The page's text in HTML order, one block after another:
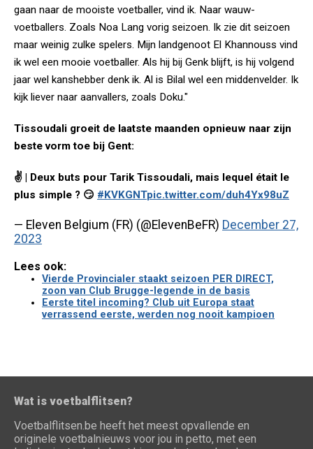
gaan naar de mooiste voetballer, vind ik. Naar wauw-
voetballers. Zoals Noa Lang vorig seizoen. Ik zie dit seizoen
maar weinig zulke spelers. Mijn landgenoot El Khannouss vind
ik wel een mooie voetballer. Als hij bij Genk blijft, is hij volgend
jaar wel kanshebber denk ik. Al is Bilal wel een middenvelder. Ik
kijk liever naar aanvallers, zoals Doku."
Tissoudali groeit de laatste maanden opnieuw naar zijn
beste vorm toe bij Gent:
✌️ | Deux buts pour Tarik Tissoudali, mais lequel était le
plus simple ? 😏 #KVKGNTpic.twitter.com/duh4Yx98uZ
— Eleven Belgium (FR) (@ElevenBeFR) December 27,
2023
Lees ook:
Vierde Provincialer staakt seizoen PER DIRECT,
zoon van Club Brugge-legende in de basis
Eerste titel incoming? Club uit Europa staat
verrassend eerste, werden nog nooit kampioen
Wat is voetbalflitsen?
Voetbalflitsen.be heeft het meest opvallende en
originele voetbalnieuws voor jou in petto, met een